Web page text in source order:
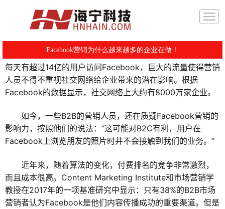
Facebook营销为什么越来越多的企业在做！
每天有超过14亿的用户访问Facebook，巨大的流量使得营销
人员不得不重视社交网络给企业带来的潜在影响。根据
Facebook的数据显示，社交网络上大约有8000万家企业。
如今，一些B2B的营销人员，还在质疑Facebook营销的
影响力，按照他们的说法：“这可能对B2C有利，用户在
Facebook上浏览朋友的照片时并不会接触到我们的业务。”
近年来，随着算法的变化，付费排名的竞争非常激烈，
而且成本很高。Content Marketing Institute和市场营销学
教授在2017年的一项基准研究中显示：只有38%的B2B市场
营销者认为Facebook是他们内容传播成功的重要渠道。但是